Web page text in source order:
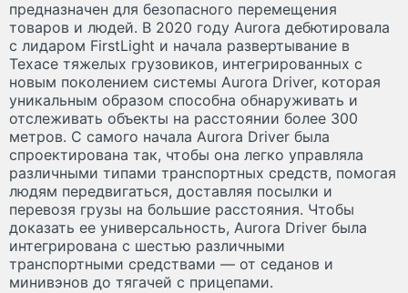
предназначен для безопасного перемещения
товаров и людей. В 2020 году Aurora дебютировала
с лидаром FirstLight и начала развертывание в
Техасе тяжелых грузовиков, интегрированных с
новым поколением системы Aurora Driver, которая
уникальным образом способна обнаруживать и
отслеживать объекты на расстоянии более 300
метров. С самого начала Aurora Driver была
спроектирована так, чтобы она легко управляла
различными типами транспортных средств, помогая
людям передвигаться, доставляя посылки и
перевозя грузы на большие расстояния. Чтобы
доказать ее универсальность, Aurora Driver была
интегрирована с шестью различными
транспортными средствами — от седанов и
минивэнов до тягачей с прицепами.